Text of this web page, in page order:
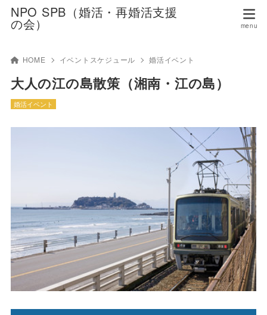
NPO SPB（婚活・再婚活支援
の会）
HOME イベントスケジュール 婚活イベント
大人の江の島散策（湘南・江の島）
婚活イベント